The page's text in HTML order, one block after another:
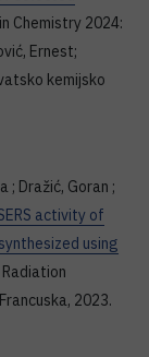
Chemistry 2024:
Ernest;
kemijsko
; Dražić, Goran ;
activity of
using
2023.